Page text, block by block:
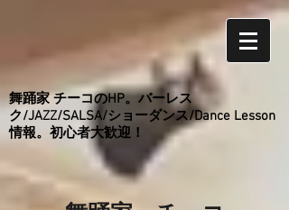
舞踊家 チーコのHP。バーレス
ク/JAZZ/SALSA/ショーダンス/Dance Lesson
情報。初心者大歓迎！